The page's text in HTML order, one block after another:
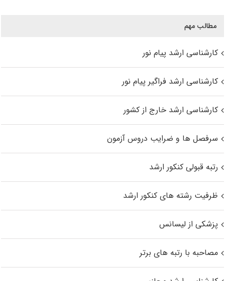
مطالب مهم
کارشناسی ارشد پیام نور
کارشناسی ارشد فراگیر پیام نور
کارشناسی ارشد خارج از کشور
سرفصل ها و ضرایب دروس آزمون
رتبه قبولی کنکور ارشد
ظرفیت رشته های کنکور ارشد
پزشکی از لیسانس
مصاحبه با رتبه های برتر